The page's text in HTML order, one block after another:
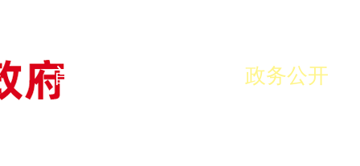
首页 政务公开